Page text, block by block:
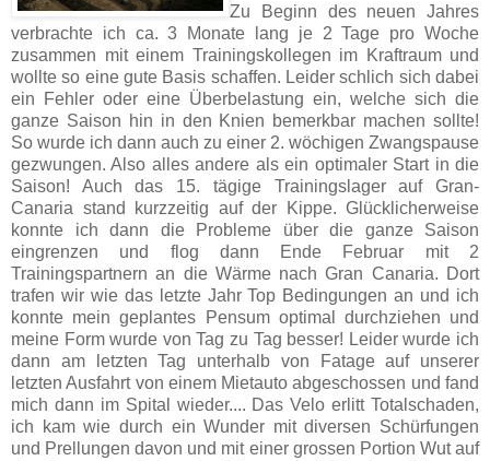
Zu Beginn des neuen Jahres
verbrachte ich ca. 3 Monate lang je 2 Tage pro Woche
zusammen mit einem Trainingskollegen im Kraftraum und
wollte so eine gute Basis schaffen. Leider schlich sich dabei
ein Fehler oder eine Überbelastung ein, welche sich die
ganze Saison hin in den Knien bemerkbar machen sollte!
So wurde ich dann auch zu einer 2. wöchigen Zwangspause
gezwungen. Also alles andere als ein optimaler Start in die
Saison! Auch das 15. tägige Trainingslager auf Gran-
Canaria stand kurzzeitig auf der Kippe. Glücklicherweise
konnte ich dann die Probleme über die ganze Saison
eingrenzen und flog dann Ende Februar mit 2
Trainingspartnern an die Wärme nach Gran Canaria. Dort
trafen wir wie das letzte Jahr Top Bedingungen an und ich
konnte mein geplantes Pensum optimal durchziehen und
meine Form wurde von Tag zu Tag besser! Leider wurde ich
dann am letzten Tag unterhalb von Fatage auf unserer
letzten Ausfahrt von einem Mietauto abgeschossen und fand
mich dann im Spital wieder.... Das Velo erlitt Totalschaden,
ich kam wie durch ein Wunder mit diversen Schürfungen
und Prellungen davon und mit einer grossen Portion Wut auf